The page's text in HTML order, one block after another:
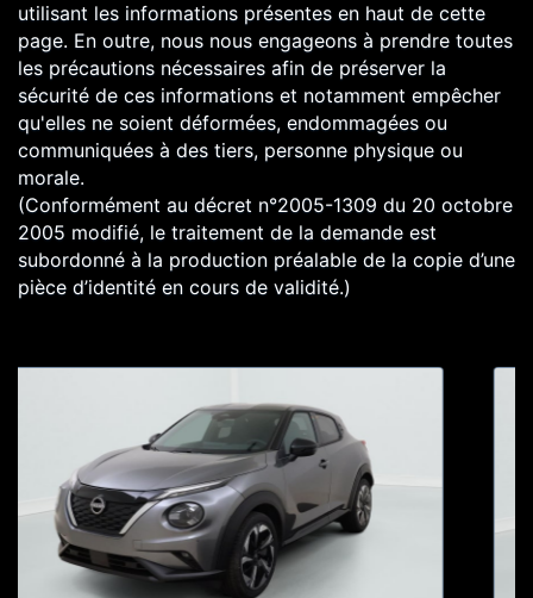
utilisant les informations présentes en haut de cette
page. En outre, nous nous engageons à prendre toutes
les précautions nécessaires afin de préserver la
sécurité de ces informations et notamment empêcher
qu'elles ne soient déformées, endommagées ou
communiquées à des tiers, personne physique ou
morale.
(Conformément au décret n°2005-1309 du 20 octobre
2005 modifié, le traitement de la demande est
subordonné à la production préalable de la copie d’une
pièce d’identité en cours de validité.)